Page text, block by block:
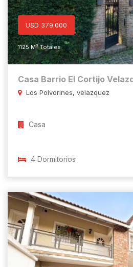
USD 379.000
1125 M² Totales
Casa Barrio El Cortijo
Los Polvorines, velazquez
Casa
4 Dormitorios